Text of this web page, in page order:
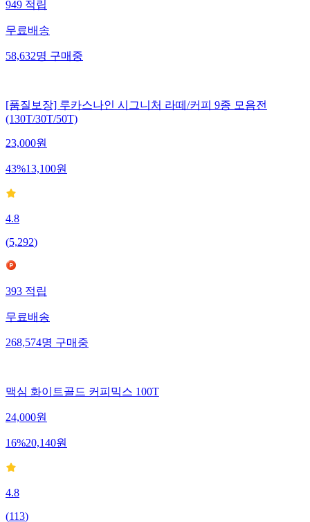
949적립
무료배송
58,632명구매중
[품질보장] 루카스나인 시그니처 라떼/커피 9종 모음전
(130T/30T/50T)
23,000원
43%13,100원
4.8
(5,292)
393적립
무료배송
268,574명구매중
맥심 화이트골드 커피믹스 100T
24,000원
16%20,140원
4.8